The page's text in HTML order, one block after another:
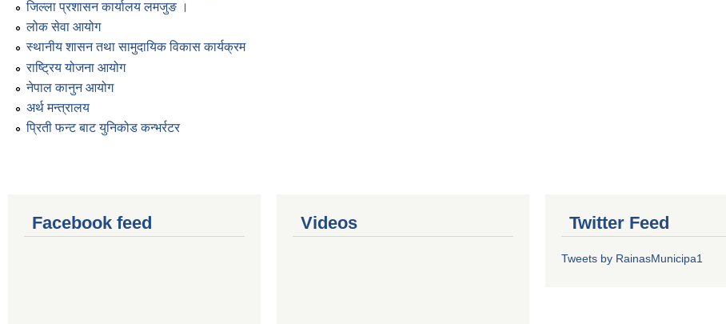
जिल्ला प्रशासन कार्यालय लमजुङ ।
लोक सेवा आयोग
स्थानीय शासन तथा सामुदायिक विकास कार्यक्रम
राष्ट्रिय योजना आयोग
नेपाल कानुन आयोग
अर्थ मन्त्रालय
प्रिती फन्ट बाट युनिकोड कन्भर्रटर
Facebook feed Videos Twitter Feed
Tweets by RainasMunicipa1